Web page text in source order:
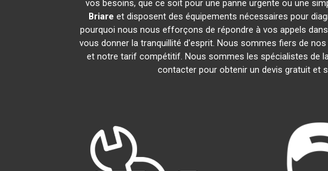
vos besoins, que ce soit pour une panne urgente ou une
Briare et disposent des équipements nécessaires pour
pourquoi nous nous efforçons de répondre à vos appels
vous donner la tranquillité d'esprit. Nous sommes fiers de
et notre tarif compétitif. Nous sommes les spécialistes de
contacter pour obtenir un devis gratuit et